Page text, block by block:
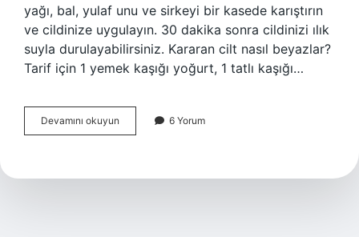
yağı, bal, yulaf unu ve sirkeyi bir kasede karıştırın
ve cildinize uygulayın. 30 dakika sonra cildinizi ılık
suyla durulayabilirsiniz. Kararan cilt nasıl beyazlar?
Tarif için 1 yemek kaşığı yoğurt, 1 tatlı kaşığı…
Devamını okuyun
Ne
6 Yorum